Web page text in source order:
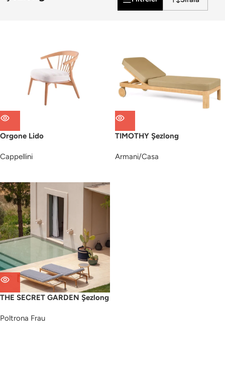
Orgone Lido
Cappellini
TIMOTHY Şezlong
Armani/Casa
THE SECRET GARDEN Şezlong
Poltrona Frau